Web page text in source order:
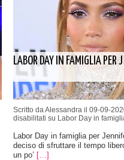
LABOR DAY IN FAMIGLIA PER
Scritto da Alessandra il 09-09-
disabilitati su Labor Day in
Labor Day in famiglia per
deciso di sfruttare il tempo
un po’ […]